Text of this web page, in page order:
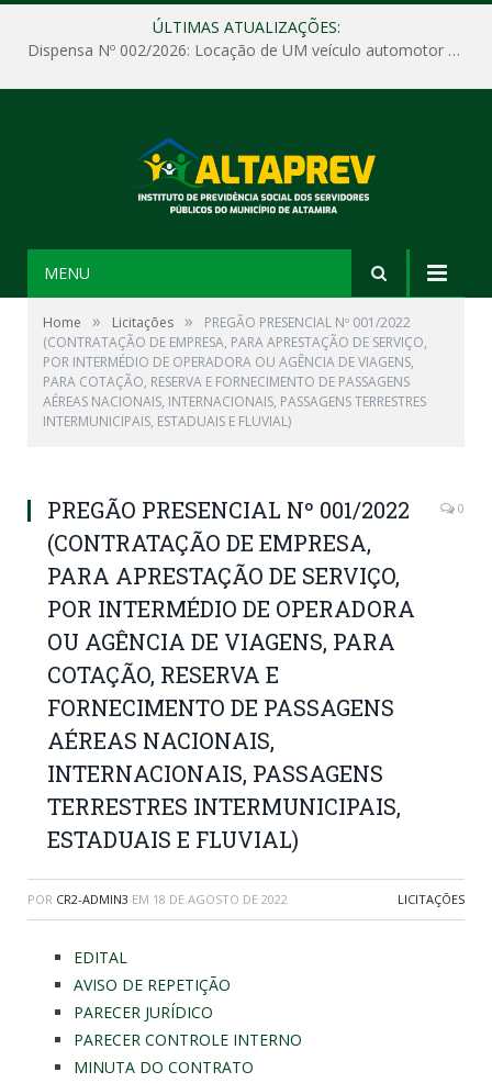
ÚLTIMAS ATUALIZAÇÕES:
Dispensa Nº 002/2026: Locação de UM veículo automotor sem motorista, tipo passeio, com seguro total e quilometragem livre, para atender as demandas operacionais e administrativas do Instituto de Previdência Social dos Servidores Públicos do Município de Altamira – PA – ALTAPREV.
MENU
Home » Licitações »
PREGÃO PRESENCIAL Nº 001/2022
(CONTRATAÇÃO DE EMPRESA, PARA APRESTAÇÃO DE SERVIÇO,
POR INTERMÉDIO DE OPERADORA OU AGÊNCIA DE VIAGENS,
PARA COTAÇÃO, RESERVA E FORNECIMENTO DE PASSAGENS
AÉREAS NACIONAIS, INTERNACIONAIS, PASSAGENS TERRESTRES
INTERMUNICIPAIS, ESTADUAIS E FLUVIAL)
PREGÃO PRESENCIAL Nº 001/2022
(CONTRATAÇÃO DE EMPRESA,
PARA APRESTAÇÃO DE SERVIÇO,
POR INTERMÉDIO DE OPERADORA
OU AGÊNCIA DE VIAGENS, PARA
COTAÇÃO, RESERVA E
FORNECIMENTO DE PASSAGENS
AÉREAS NACIONAIS,
INTERNACIONAIS, PASSAGENS
TERRESTRES INTERMUNICIPAIS,
ESTADUAIS E FLUVIAL)
0
POR CR2-ADMIN3 EM 18 DE AGOSTO DE 2022 LICITAÇÕES
EDITAL
AVISO DE REPETIÇÃO
PARECER JURÍDICO
PARECER CONTROLE INTERNO
MINUTA DO CONTRATO